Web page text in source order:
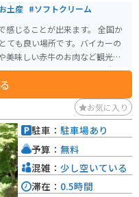
土産 #ソフトクリーム
感じることが出来ます。 全国か
ても良い場所です。バイカーの
美味しい赤牛のお肉など観光地
岳、くじゅう連峰までが一望で
の寝姿に見えることから「涅槃
秘的な雲海に出合えることも！
トとしても人気です。
お気に入り
駐車： 駐車場あり
予算： 無料
混雑： 少し空いている
滞在： 0.5時間